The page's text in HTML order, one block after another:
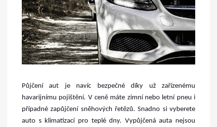
Půjčení aut je navíc bezpečné díky už zařízenému
havarijnímu pojištění. V ceně máte zimní nebo letní pneu i
případné zapůjčení sněhových řetězů. Snadno si vyberete
auto s klimatizací pro teplé dny. Vypůjčená auta nejsou